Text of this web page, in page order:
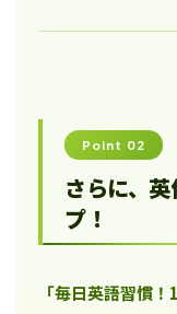
Point 02
さらに、
プ！
「毎日英語習慣